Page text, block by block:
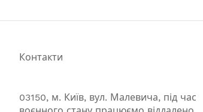
Контакти
03150, м. Київ, вул. Малевича, під час